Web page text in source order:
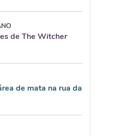
de The Witcher
de mata na rua da